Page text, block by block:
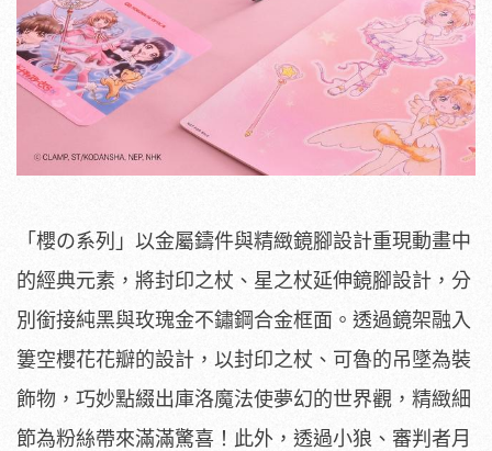
「櫻の系列」以金屬鑄件與精緻鏡腳設計重現動畫中
的經典元素，將封印之杖、星之杖延伸鏡腳設計，分
別銜接純黑與玫瑰金不鏽鋼合金框面。透過鏡架融入
簍空櫻花花瓣的設計，以封印之杖、可魯的吊墜為裝
飾物，巧妙點綴出庫洛魔法使夢幻的世界觀，精緻細
節為粉絲帶來滿滿驚喜！此外，透過小狼、審判者月